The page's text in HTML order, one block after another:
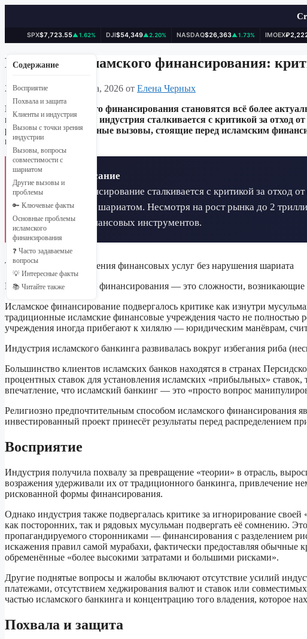
SPX$7,723.55▲1.62% DJI$54,349▲2.20% NASDAQ$26,363▲1.73% IMOEX
к
содержимому
Проблемы исламского финансирования:
29 марта, 2026 29 марта, 2026 от Елена Черных
Содержание
Восприятие
Похвала и защита
Клиенты и индустрия
Вызовы с точки зрения
индустрии
Вызовы, вопросы
совместимости с
шариатом
Другие вызовы и
проблемы
🔑 Ключевые факты
Основные проблемы
исламского
финансирования
❓ Часто задаваемые
вопросы
💡 Интересные факты
📚 Читайте также
Проблемы исламского финансирования становятся всё более
принципам шариата, индустрия сталкивается с критикой за отход
рассматривает основные вызовы, стоящие перед исламским
инструментов.
📋 Краткое описание
Исламское финансирование сталкивается с критикой за
совместимости с шариатом. Несмотря на рост рынка до 2
подлинности финансовых инструментов.
Трудности предоставления финансовых услуг без нарушения шариата
Проблемы исламского финансирования — это сложности, возникающие
Исламское финансирование подвергалось критике как изнутри
традиционные исламские финансовые учреждения часто не
учреждения иногда прибегают к хилялю — юридическим манёврам,
Индустрия исламского банкинга развивалась вокруг избегания риба
Большинство клиентов исламских банков находятся в странах
процентных ставок для установления исламских «прибыльных» ставок,
впечатление, что исламский банкинг — это «просто вопрос
Религиозно предпочтительным способом исламского финансирования
инвестированный проект принесёт результаты перед распределением
Восприятие
Индустрия получила похвалу за превращение «теории» в отрасль,
возражения удерживали их от традиционного банкинга, привлечение
рискованной формы финансирования.
Однако индустрия также подвергалась критике за игнорирование
как посторонних, так и рядовых мусульман подвергать её сомнению.
пропагандируемого сторонниками — финансирования с разделением
искажения правил самой мурабахи, фактически предоставляя
обременённые «более высокими затратами и большими рисками».
Другие поднятые вопросы и жалобы включают отсутствие усилий
платежами, отсутствием хеджирования валют и ставок или
частью исламского банкинга и концентрацию того владения, которое
Похвала и защита